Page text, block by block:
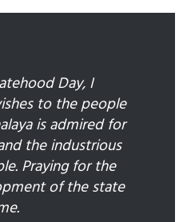
Day, I
to the people
is admired for
the industrious
Praying for the
of the state